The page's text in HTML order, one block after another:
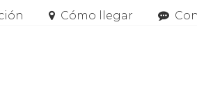
Cómo llegar